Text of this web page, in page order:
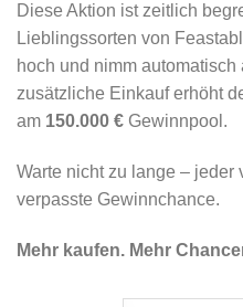
Diese Aktion ist zeitlich
Lieblingssorten von
hoch und nimm
zusätzliche Einkauf erhöht
am 150.000 € Gewinnpool.
Warte nicht zu lange – jeder
verpasste Gewinnchance.
Mehr kaufen. Mehr